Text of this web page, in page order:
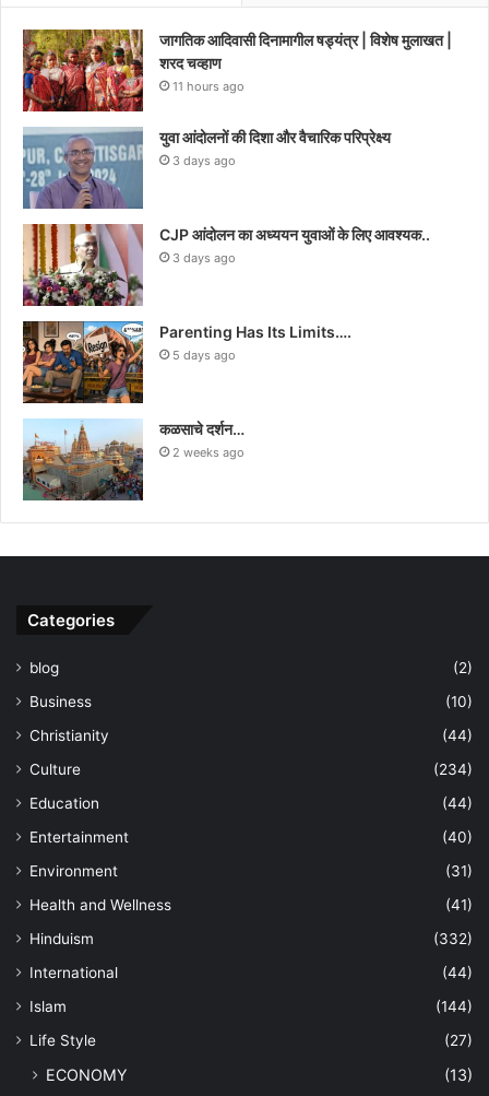
जागतिक आदिवासी दिनामागील षड्यंत्र | विशेष मुलाखत |
शरद चव्हाण
11 hours ago
युवा आंदोलनों की दिशा और वैचारिक परिप्रेक्ष्य
3 days ago
CJP आंदोलन का अध्ययन युवाओं के लिए आवश्यक..
3 days ago
Parenting Has Its Limits….
5 days ago
कळसाचे दर्शन…
2 weeks ago
Categories
blog
(2)
Business
(10)
Christianity
(44)
Culture
(234)
Education
(44)
Entertainment
(40)
Environment
(31)
Health and Wellness
(41)
Hinduism
(332)
International
(44)
Islam
(144)
Life Style
(27)
ECONOMY (13)